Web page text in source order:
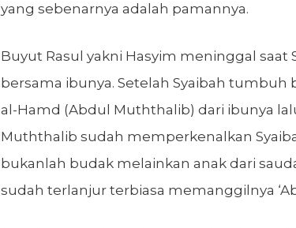
yang sebenarnya adalah pamannya.
Buyut Rasul yakni Hasyim meninggal saat
bersama ibunya. Setelah Syaibah
al-Hamd (Abdul Muththalib) dari ibunya
Muththalib sudah memperkenalkan
bukanlah budak melainkan anak dari
sudah terlanjur terbiasa memanggilnya